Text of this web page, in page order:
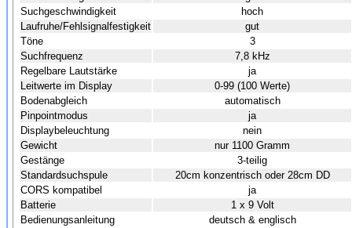
Suchgeschwindigkeit
hoch
Laufruhe/Fehlsignalfestigkeit
gut
Töne
3
Suchfrequenz
7,8 kHz
Regelbare Lautstärke
ja
Leitwerte im Display
0-99 (100 Werte)
Bodenabgleich
automatisch
Pinpointmodus
ja
Displaybeleuchtung
nein
Gewicht
nur 1100 Gramm
Gestänge
3-teilig
Standardsuchspule
20cm konzentrisch oder 28cm DD
CORS kompatibel
ja
Batterie
1 x 9 Volt
Bedienungsanleitung
deutsch & englisch